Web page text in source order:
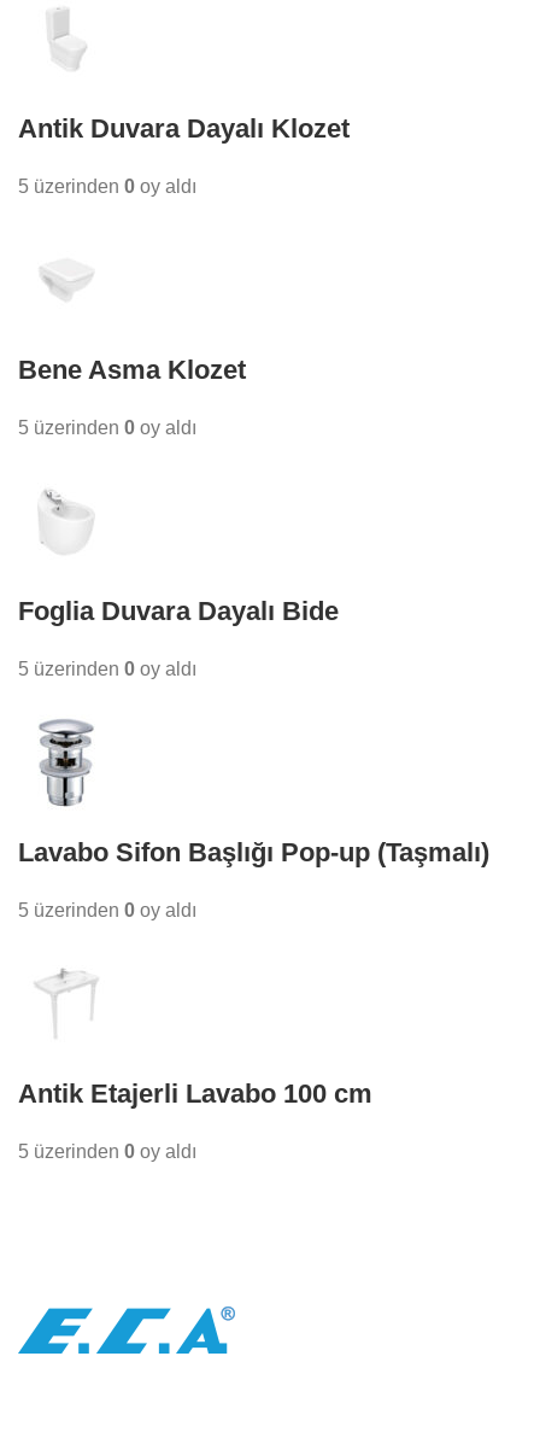
Antik Duvara Dayalı Klozet
5 üzerinden 0 oy aldı
Bene Asma Klozet
5 üzerinden 0 oy aldı
Foglia Duvara Dayalı Bide
5 üzerinden 0 oy aldı
Lavabo Sifon Başlığı Pop-up (Taşmalı)
5 üzerinden 0 oy aldı
Antik Etajerli Lavabo 100 cm
5 üzerinden 0 oy aldı